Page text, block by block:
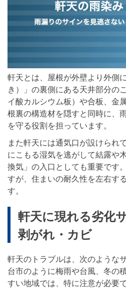
軒天とは、屋根が外壁より外側
き）」の裏側にある天井部分の
イ酸カルシウム板）や合板、金
根裏の構造材を隠すと同時に、
を守る役割を担っています。
また軒天には通気口が設けられ
にこもる湿気を逃がして結露や
換気」の入口としても重要です
すが、住まいの耐久性を左右す
す。
軒天に現れる劣化
剥がれ・カビ
軒天のトラブルは、次のような
台市のように梅雨や台風、冬の
すい地域では、特に注意が必要で